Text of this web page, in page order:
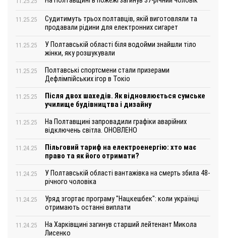
11.25.25
Судитимуть трьох полтавців, якій виготовляли та
продавали рідини для електронних сигарет
11.25.25
У Полтавській області біля водойми знайшли тіло
жінки, яку розшукували
11.25.25
Полтавські спортсмени стали призерами
Дефлімпійських ігор в Токіо
11.25.25
Після двох шахедів. Як відновлюється сумське
училище будівництва і дизайну
11.25.25
На Полтавщині запровадили графіки аварійних
відключень світла. ОНОВЛЕНО
11.24.25
Пільговий тариф на електроенергію: хто має
право та як його отримати?
11.24.25
У Полтавській області вантажівка на смерть збила 48-
річного чоловіка
11.24.25
Уряд згортає програму "Нацкешбек": коли українці
отримають останні виплати
11.24.25
На Харківщині загинув старший лейтенант Микола
Лисенко